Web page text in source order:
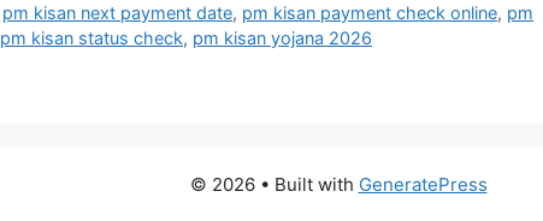
pm kisan next payment date, pm kisan payment check online, pm
pm kisan status check, pm kisan yojana 2026
© 2026 • Built with GeneratePress